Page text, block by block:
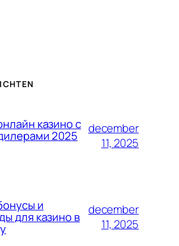
казино с
2025
december
11, 2025
и
для казино в december
11, 2025